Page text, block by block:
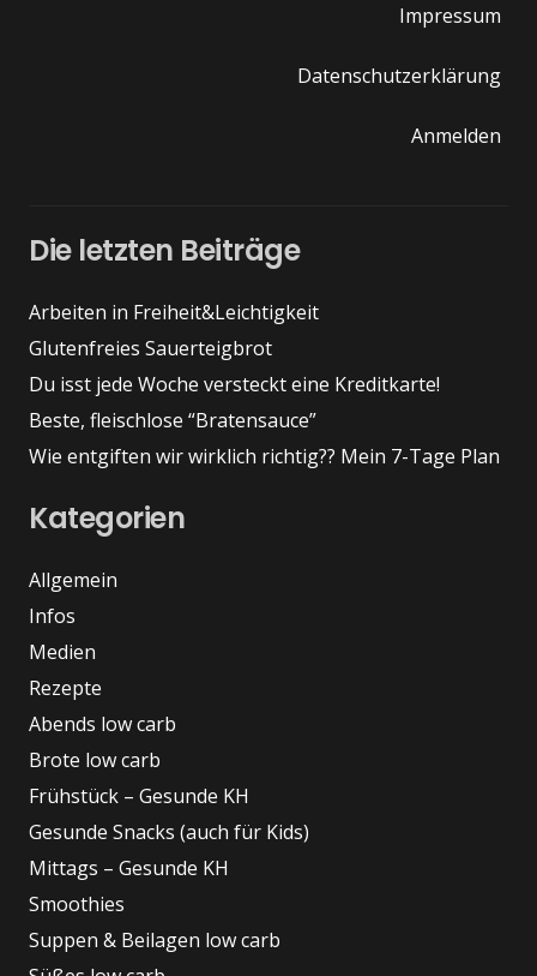
Impressum
Datenschutzerklärung
Anmelden
Die letzten Beiträge
Arbeiten in Freiheit&Leichtigkeit
Glutenfreies Sauerteigbrot
Du isst jede Woche versteckt eine Kreditkarte!
Beste, fleischlose “Bratensauce”
Wie entgiften wir wirklich richtig?? Mein 7-Tage Plan
Kategorien
Allgemein
Infos
Medien
Rezepte
Abends low carb
Brote low carb
Frühstück – Gesunde KH
Gesunde Snacks (auch für Kids)
Mittags – Gesunde KH
Smoothies
Suppen & Beilagen low carb